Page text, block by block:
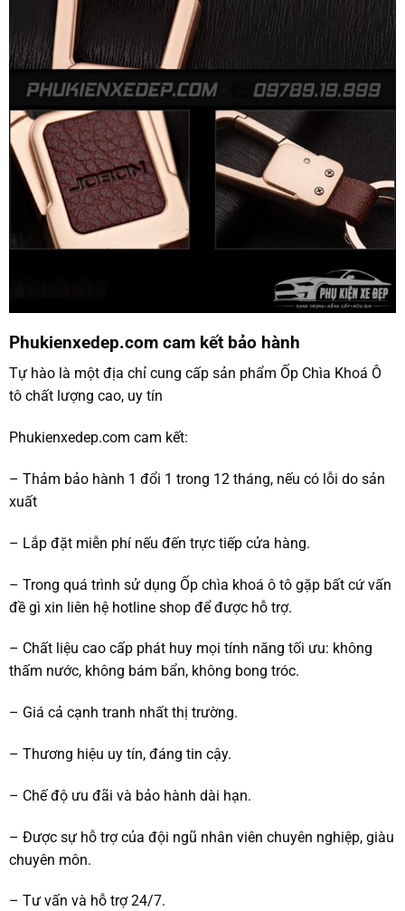
Phukienxedep.com cam kết bảo hành
Tự hào là một địa chỉ cung cấp sản phẩm Ốp Chìa Khoá Ô
tô chất lượng cao, uy tín
Phukienxedep.com cam kết:
– Thảm bảo hành 1 đổi 1 trong 12 tháng, nếu có lỗi do sản
xuất
– Lắp đặt miễn phí nếu đến trực tiếp cửa hàng.
– Trong quá trình sử dụng Ốp chìa khoá ô tô gặp bất cứ vấn
đề gì xin liên hệ hotline shop để được hỗ trợ.
– Chất liệu cao cấp phát huy mọi tính năng tối ưu: không
thấm nước, không bám bẩn, không bong tróc.
– Giá cả cạnh tranh nhất thị trường.
– Thương hiệu uy tín, đáng tin cậy.
– Chế độ ưu đãi và bảo hành dài hạn.
– Được sự hỗ trợ của đội ngũ nhân viên chuyên nghiệp, giàu
chuyên môn.
– Tư vấn và hỗ trợ 24/7.